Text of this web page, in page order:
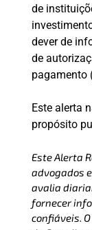
de
dever de
de
pagamento
Este alerta
propósito
Este Alerta
advogados
avalia
fornecer
confiáveis.